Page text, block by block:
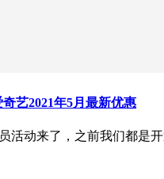
艺2021年5月最新优惠
活动来了，之前我们都是